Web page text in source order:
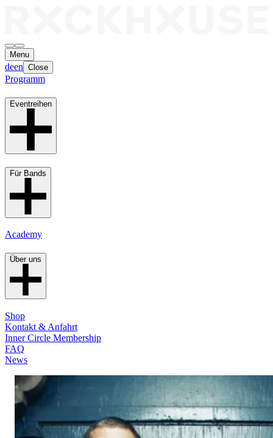
Menu
deen Close
Programm
Eventreihen
Für Bands
Academy
Über uns
Shop
Kontakt & Anfahrt
Inner Circle Membership
FAQ
News